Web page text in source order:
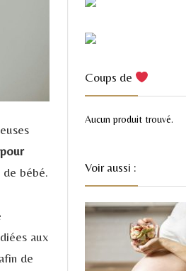
bébé.
aux
de
Coups de
Aucun produit trouvé.
Voir aussi :